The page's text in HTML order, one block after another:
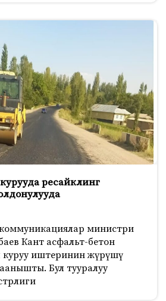
ресайклинг
министри
Кант асфальт-бетон
куруу иштеринин жүрүшү
Бул тууралуу